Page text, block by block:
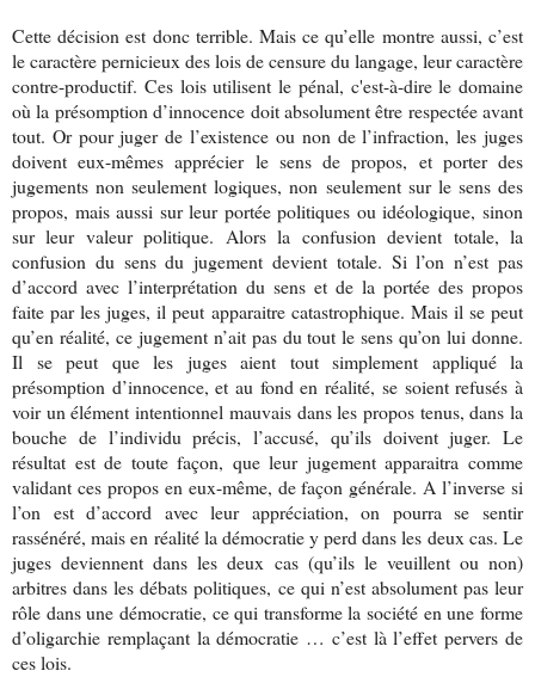
Cette décision est donc terrible. Mais ce qu’elle montre aussi, c’est
le caractère pernicieux des lois de censure du langage, leur caractère
contre-productif. Ces lois utilisent le pénal, c'est-à-dire le domaine
où la présomption d’innocence doit absolument être respectée avant
tout. Or pour juger de l’existence ou non de l’infraction, les juges
doivent eux-mêmes apprécier le sens de propos, et porter des
jugements non seulement logiques, non seulement sur le sens des
propos, mais aussi sur leur portée politiques ou idéologique, sinon
sur leur valeur politique. Alors la confusion devient totale, la
confusion du sens du jugement devient totale. Si l’on n’est pas
d’accord avec l’interprétation du sens et de la portée des propos
faite par les juges, il peut apparaitre catastrophique. Mais il se peut
qu’en réalité, ce jugement n’ait pas du tout le sens qu’on lui donne.
Il se peut que les juges aient tout simplement appliqué la
présomption d’innocence, et au fond en réalité, se soient refusés à
voir un élément intentionnel mauvais dans les propos tenus, dans la
bouche de l’individu précis, l’accusé, qu’ils doivent juger. Le
résultat est de toute façon, que leur jugement apparaitra comme
validant ces propos en eux-même, de façon générale. A l’inverse si
l’on est d’accord avec leur appréciation, on pourra se sentir
rassénéré, mais en réalité la démocratie y perd dans les deux cas. Le
juges deviennent dans les deux cas (qu’ils le veuillent ou non)
arbitres dans les débats politiques, ce qui n’est absolument pas leur
rôle dans une démocratie, ce qui transforme la société en une forme
d’oligarchie remplaçant la démocratie … c’est là l’effet pervers de
ces lois.